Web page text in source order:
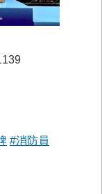
#消防員